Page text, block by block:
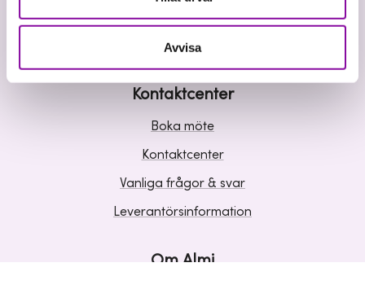
Avvisa
Affärsutveckling
Kunskap och inspiration
Kontaktcenter
Boka möte
Kontaktcenter
Vanliga frågor & svar
Leverantörsinformation
Om Almi